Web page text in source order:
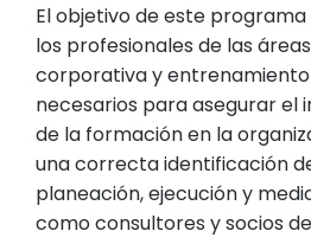
El objetivo de este
los profesionales de las
corporativa y
necesarios para asegurar
de la formación en la
una correcta identificación
planeación, ejecución y
como consultores y socios